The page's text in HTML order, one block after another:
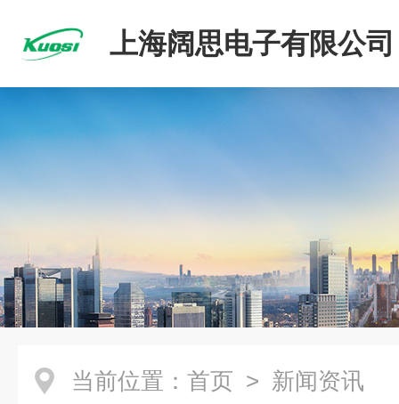
上海阔思电子有限公司
当前位置： 首页 > 新闻资讯